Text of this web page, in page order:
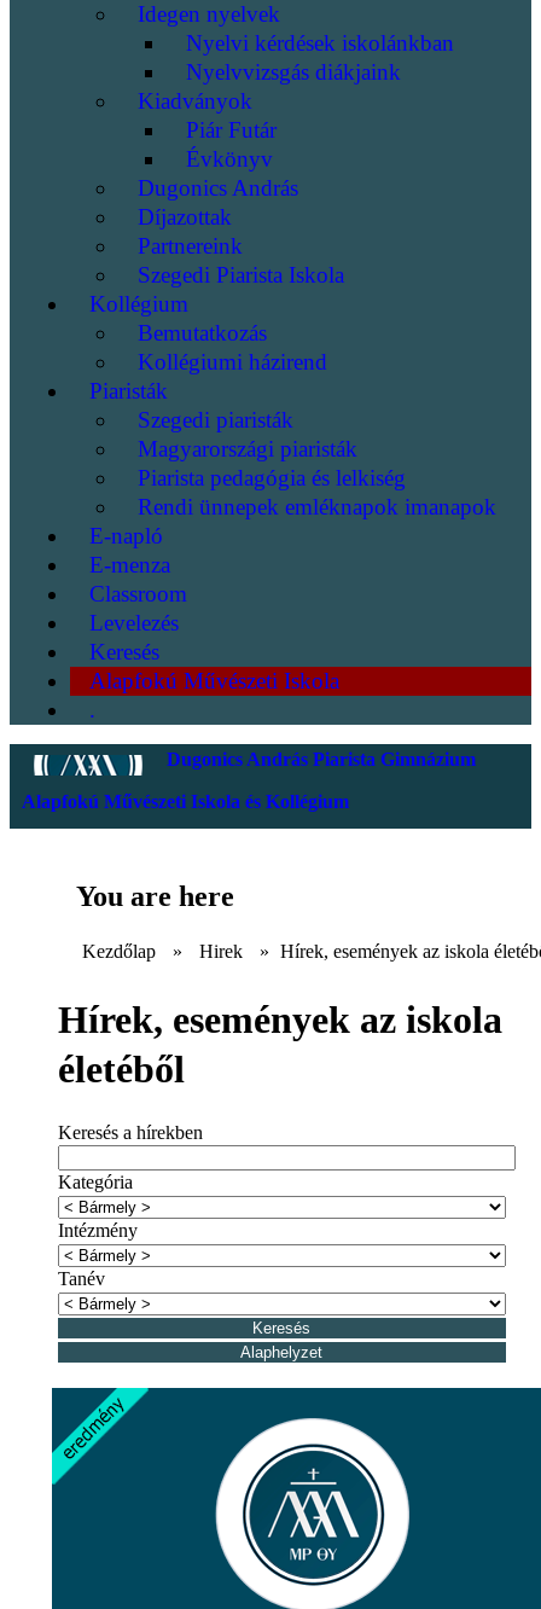
Idegen nyelvek
Nyelvi kérdések iskolánkban
Nyelvvizsgás diákjaink
Kiadványok
Piár Futár
Évkönyv
Dugonics András
Díjazottak
Partnereink
Szegedi Piarista Iskola
Kollégium
Bemutatkozás
Kollégiumi házirend
Piaristák
Szegedi piaristák
Magyarországi piaristák
Piarista pedagógia és lelkiség
Rendi ünnepek emléknapok imanapok
E-napló
E-menza
Classroom
Levelezés
Keresés
Alapfokú Művészeti Iskola
.
Dugonics András Piarista Gimnázium
Alapfokú Művészeti Iskola és Kollégium
You are here
Kezdőlap » Hirek » Hírek, események az iskola
Hírek, események az iskola
életéből
Keresés a hírekben
Kategória
Intézmény
Tanév